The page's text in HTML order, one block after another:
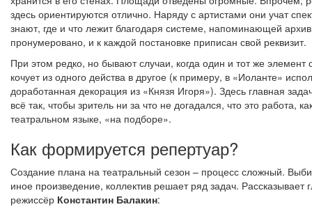
здесь ориентируются отлично. Наряду с артистами они учат
знают, где и что лежит благодаря системе, напоминающей
пронумеровано, и к каждой постановке приписан свой реквизит.
При этом редко, но бывают случаи, когда один и тот же элемент
кочует из одного действа в другое (к примеру, в «Иоланте»
доработанная декорация из «Князя Игоря»). Здесь главная
всё так, чтобы зритель ни за что не догадался, что это работа,
театральном языке, «на подборе».
Как формируется репертуар?
Создание плана на театральный сезон – процесс сложный.
иное произведение, коллектив решает ряд задач. Рассказывает
режиссёр Константин Балакин: